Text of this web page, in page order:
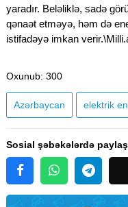
yaradır. Beləliklə, sadə
qənaət etməyə, həm də
istifadəyə imkan
Oxunub: 300
Azərbaycan elektrik
Sosial şəbəkələrdə